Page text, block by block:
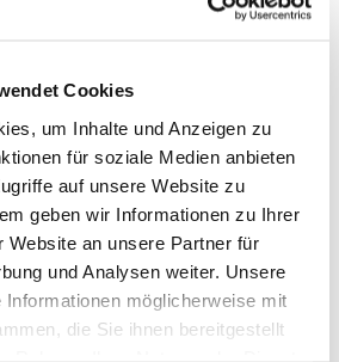
Cookies
um Inhalte und Anzeigen zu
für soziale Medien anbieten
auf unsere Website zu
geben wir Informationen zu Ihrer
Website an unsere Partner für
und Analysen weiter. Unsere
Informationen möglicherweise mit
die Sie ihnen bereitgestellt
- woher kommen
Verhaltensweisen
man mit ihnen
sind in der Regel mit ihrem Gefühl
Mangel an guter Beziehung zu ihrem